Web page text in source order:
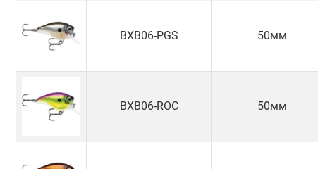
BXB06-PGS 50мм
BXB06-ROC 50мм